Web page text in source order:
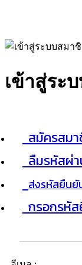
เข้าสู่ระ
สมัครสม
ลืมรหัสผ่
ส่งรหัสยืนยั
กรอกรหั